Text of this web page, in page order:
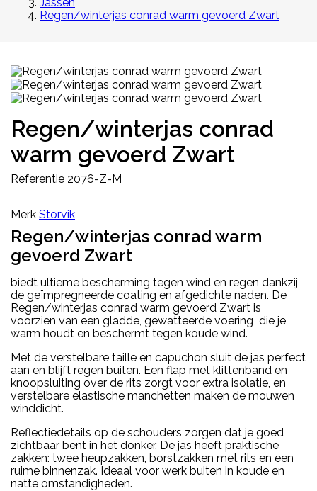
Regen/winterjas conrad warm gevoerd Zwart
Regen/winterjas conrad
warm gevoerd Zwart
Referentie 2076-Z-M
Merk Storvik
Regen/winterjas conrad warm
gevoerd Zwart
biedt ultieme bescherming tegen wind en regen dankzij
de geïmpregneerde coating en afgedichte naden. De
Regen/winterjas conrad warm gevoerd Zwart is
voorzien van een gladde, gewatteerde voering die je
warm houdt en beschermt tegen koude wind.
Met de verstelbare taille en capuchon sluit de jas perfect
aan en blijft regen buiten. Een flap met klittenband en
knoopsluiting over de rits zorgt voor extra isolatie, en
verstelbare elastische manchetten maken de mouwen
winddicht.
Reflectiedetails op de schouders zorgen dat je goed
zichtbaar bent in het donker. De jas heeft praktische
zakken: twee heupzakken, borstzakken met rits en een
ruime binnenzak. Ideaal voor werk buiten in koude en
natte omstandigheden.